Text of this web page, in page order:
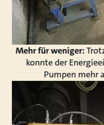
Mehr für weniger:
konnte der
Pumpen mehr